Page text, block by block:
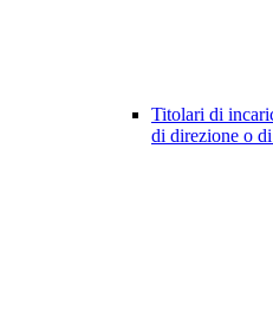
Titolari di
di direzione o